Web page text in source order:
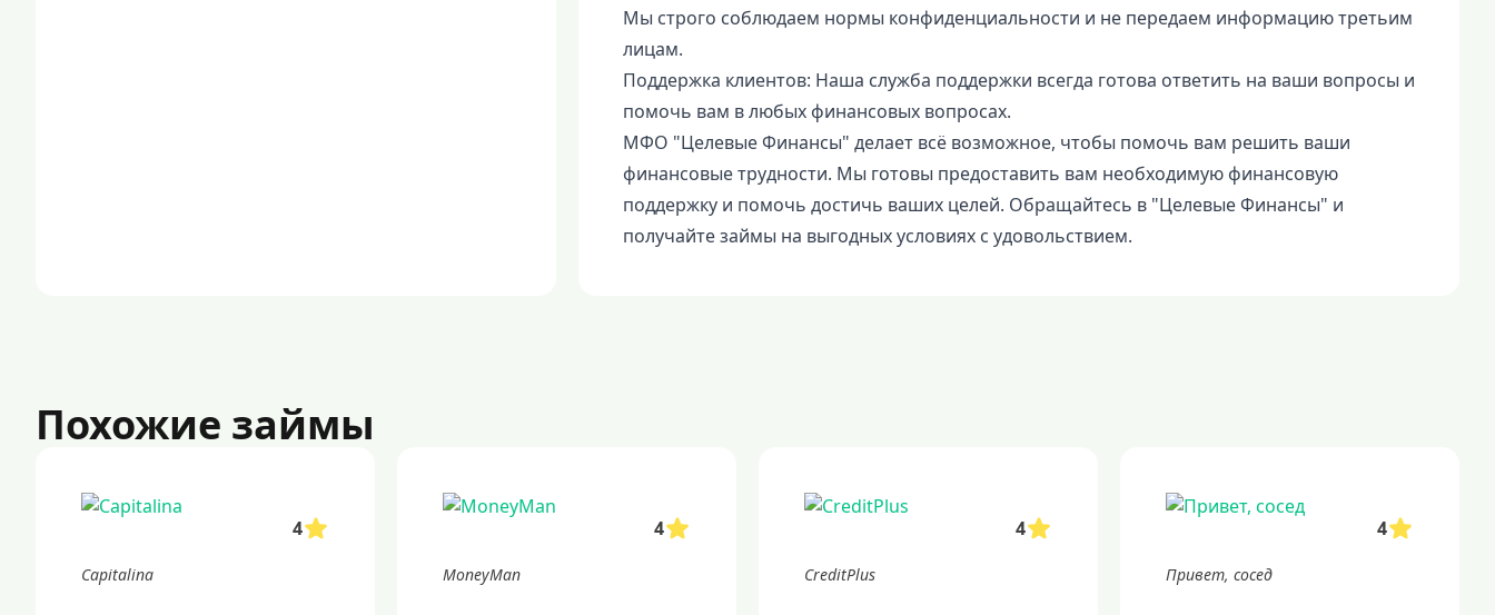
Мы строго соблюдаем нормы конфиденциальности и не передаем информацию третьим
лицам.
Поддержка клиентов: Наша служба поддержки всегда готова ответить на ваши вопросы и
помочь вам в любых финансовых вопросах.
МФО "Целевые Финансы" делает всё возможное, чтобы помочь вам решить ваши
финансовые трудности. Мы готовы предоставить вам необходимую финансовую
поддержку и помочь достичь ваших целей. Обращайтесь в "Целевые Финансы" и
получайте займы на выгодных условиях с удовольствием.
Похожие займы
4
Capitalina
4
MoneyMan
4
CreditPlus
4
Привет, сосед